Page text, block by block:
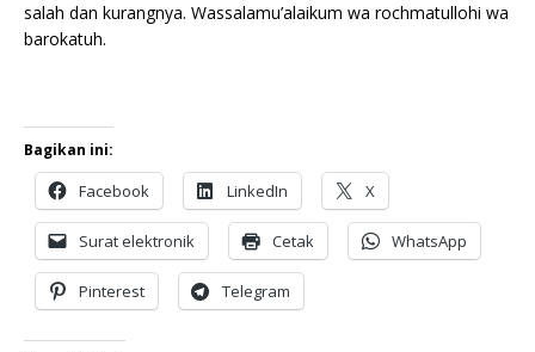
salah dan kurangnya. Wassalamu’alaikum wa rochmatullohi wa
barokatuh.
Bagikan ini:
Facebook LinkedIn X
Surat elektronik Cetak WhatsApp
Pinterest Telegram